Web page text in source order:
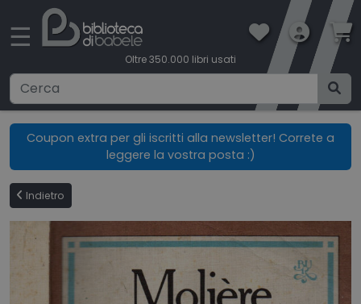
☰
Oltre 350.000 libri usati
Ricerca avanzata
CONDIZIONI DI VENDITA
BOOKLOVERS CARD
SPEDIZIONI
Coupon extra per gli iscritti alla newsletter! Correte a
leggere la vostra posta :)
Indietro